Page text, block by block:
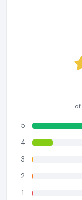
5
4
3
2
1